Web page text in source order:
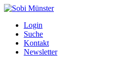
Login
Suche
Kontakt
Newsletter